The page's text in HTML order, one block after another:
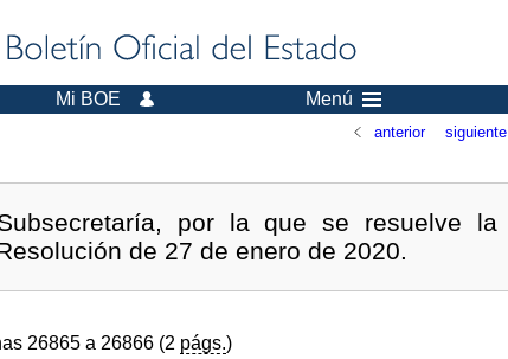
Mi BOE Menú
anterior siguiente
por la que se resuelve la
de 27 de enero de 2020.
26865 a 26866 (2 págs.)